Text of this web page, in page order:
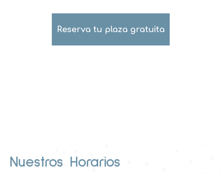
Reserva tu plaza gratuita
Nuestros Horarios